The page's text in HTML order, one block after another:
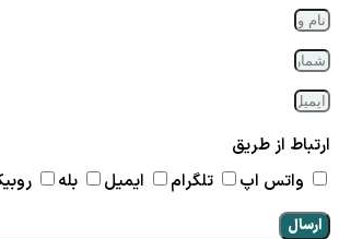
ارتباط از طریق
واتس اپ
تلگرام ایمیل بله
ارسال